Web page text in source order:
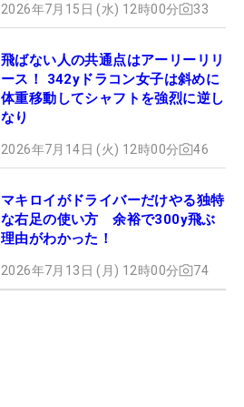
2026年7月15日 (水) 12時00分 33
飛ばない人の共通点はアーリーリリ
ース！ 342yドラコン女子は斜めに
体重移動してシャフトを強烈に逆し
なり
2026年7月14日 (火) 12時00分 46
マキロイがドライバーだけやる独特
な右足の使い方 余裕で300y飛ぶ
理由がわかった！
2026年7月13日 (月) 12時00分 74